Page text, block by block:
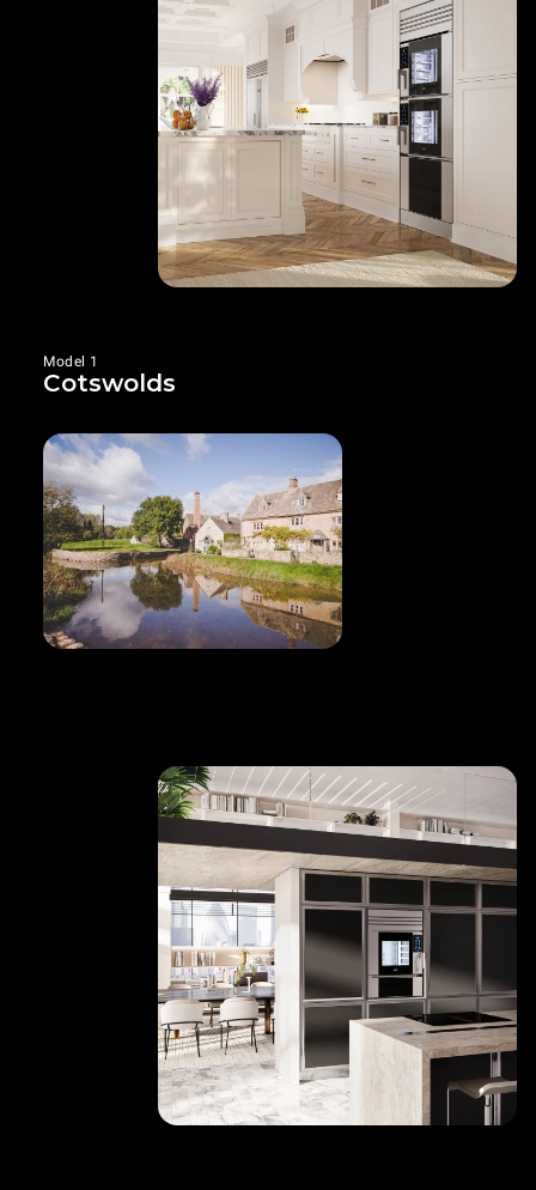
Model 1
Cotswolds